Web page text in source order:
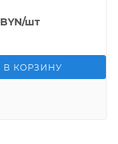
BYN/шт
В КОРЗИНУ